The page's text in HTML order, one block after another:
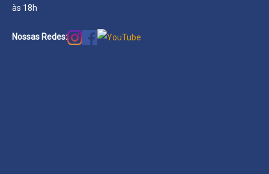
às 18h
Nossas Redes: